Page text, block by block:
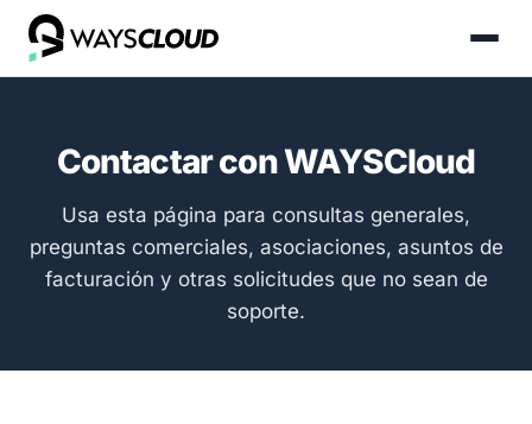
Contactar con WAYSCloud
Usa esta página para consultas generales,
preguntas comerciales, asociaciones, asuntos de
facturación y otras solicitudes que no sean de
soporte.